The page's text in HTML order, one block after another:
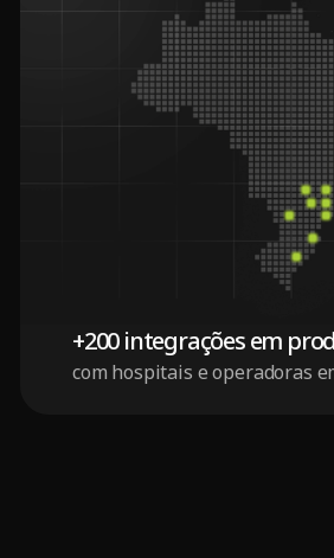
+200 integrações em
com hospitais e operadoras